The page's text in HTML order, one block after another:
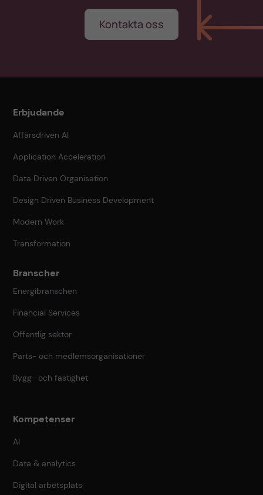
Kontakta oss
Erbjudande
Affärsdriven AI
Application Acceleration
Data Driven Organisation
Design Driven Business Development
Modern Work
Transformation
Branscher
Energibranschen
Financial Services
Offentlig sektor
Parts- och medlemsorganisationer
Bygg- och fastighet
Kompetenser
AI
Data & analytics
Digital arbetsplats